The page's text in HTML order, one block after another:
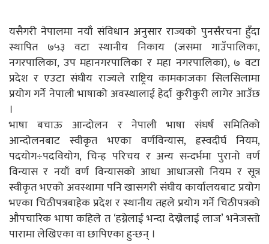
यसैगरी नेपालमा नयाँ संविधान अनुसार राज्यको पुनर्संरचना हुँदा
स्थापित ७५३ वटा स्थानीय निकाय (जसमा गाउँपालिका,
नगरपालिका, उप महानगरपालिका र महा नगरपालिका), ७ वटा
प्रदेश र एउटा संघीय राज्यले राष्ट्रिय कामकाजका सिलसिलामा
प्रयोग गर्ने नेपाली भाषाको अवस्थालाई हेर्दा कुरीकुरी लागेर आउँछ
।
भाषा बचाऊ आन्दोलन र नेपाली भाषा संघर्ष समितिको
आन्दोलनबाट स्वीकृत भएका वर्णविन्यास, ह्रस्वदीर्घ नियम,
पदयोग÷पदवियोग, चिन्ह परिचय र अन्य सन्दर्भमा पुरानो वर्ण
विन्यास र नयाँ वर्ण विन्यासको आधा आधाजसो नियम र सूत्र
स्वीकृत भएको अवस्थामा पनि खासगरी संघीय कार्यालयबाट प्रयोग
भएका चिठीपत्रबाहेक प्रदेश र स्थानीय तहले प्रयोग गर्ने चिठीपत्रको
औपचारिक भाषा कहिले त ‘हग्नेलाई भन्दा देख्नेलाई लाज’ भनेजस्तो
पारामा लेखिएका वा छापिएका हुन्छन् ।